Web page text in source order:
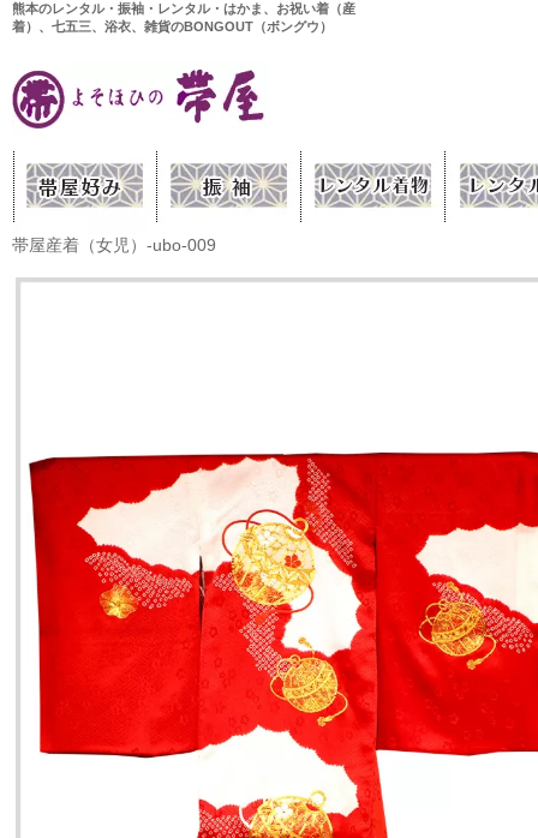
熊本のレンタル・振袖・レンタル・はかま、お祝い着（産
着）、七五三、浴衣、雑貨のBONGOUT（ボングウ）
帯屋産着（女児）-ubo-009